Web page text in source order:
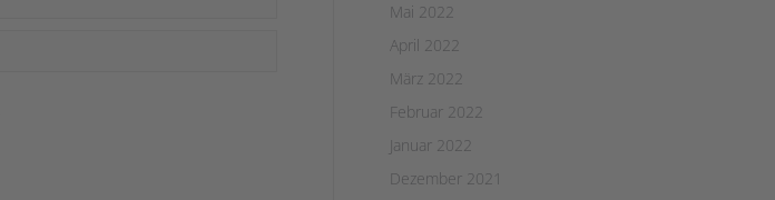
Mai 2022
April 2022
März 2022
Februar 2022
Januar 2022
Dezember 2021